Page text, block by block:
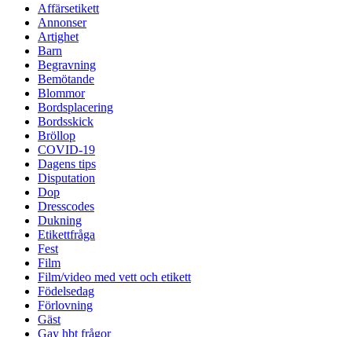
Affärsetikett
Annonser
Artighet
Barn
Begravning
Bemötande
Blommor
Bordsplacering
Bordsskick
Bröllop
COVID-19
Dagens tips
Disputation
Dop
Dresscodes
Dukning
Etikettfråga
Fest
Film
Film/video med vett och etikett
Födelsedag
Förlovning
Gäst
Gay hbt frågor